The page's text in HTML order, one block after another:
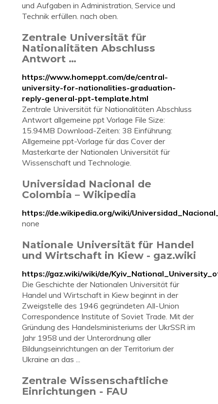
und Aufgaben in Administration, Service und
Technik erfüllen. nach oben.
Zentrale Universität für
Nationalitäten Abschluss
Antwort …
https://www.homeppt.com/de/central-
university-for-nationalities-graduation-
reply-general-ppt-template.html
Zentrale Universität für Nationalitäten Abschluss
Antwort allgemeine ppt Vorlage File Size:
15.94MB Download-Zeiten: 38 Einführung:
Allgemeine ppt-Vorlage für das Cover der
Masterkarte der Nationalen Universität für
Wissenschaft und Technologie.
Universidad Nacional de
Colombia – Wikipedia
https://de.wikipedia.org/wiki/
none
Nationale Universität für Handel
und Wirtschaft in Kiew - gaz.wiki
https://gaz.wiki/wiki/de/
Die Geschichte der Nationalen Universität für
Handel und Wirtschaft in Kiew beginnt in der
Zweigstelle des 1946 gegründeten All-Union
Correspondence Institute of Soviet Trade. Mit der
Gründung des Handelsministeriums der UkrSSR im
Jahr 1958 und der Unterordnung aller
Bildungseinrichtungen an der Territorium der
Ukraine an das ...
Zentrale Wissenschaftliche
Einrichtungen - FAU